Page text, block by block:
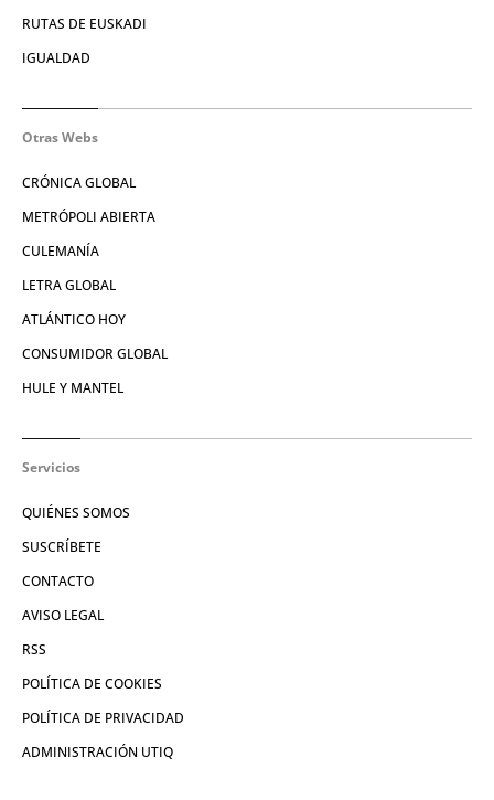
RUTAS DE EUSKADI
IGUALDAD
Otras Webs
CRÓNICA GLOBAL
METRÓPOLI ABIERTA
CULEMANÍA
LETRA GLOBAL
ATLÁNTICO HOY
CONSUMIDOR GLOBAL
HULE Y MANTEL
Servicios
QUIÉNES SOMOS
SUSCRÍBETE
CONTACTO
AVISO LEGAL
RSS
POLÍTICA DE COOKIES
POLÍTICA DE PRIVACIDAD
ADMINISTRACIÓN UTIQ